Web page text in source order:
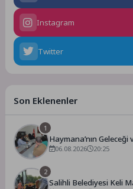
Instagram
Twitter
Son Eklenenler
1
Haymana’nın
Yatırıldı
06.08.2026 20:25
2
Salihli Belediyesi Keli